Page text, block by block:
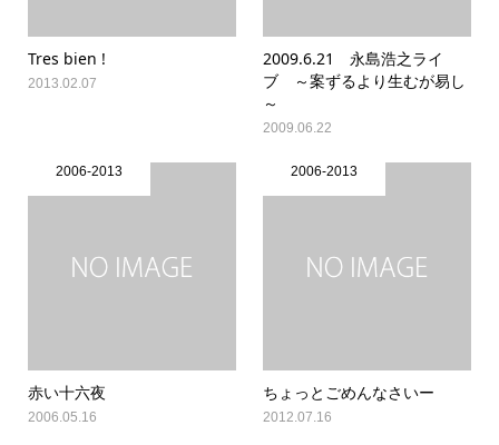
Tres bien !
2013.02.07
2009.6.21 永島浩之ライ
ブ ～案ずるより生むが易し
～
2009.06.22
2006-2013
赤い十六夜
2006.05.16
2006-2013
ちょっとごめんなさいー
2012.07.16